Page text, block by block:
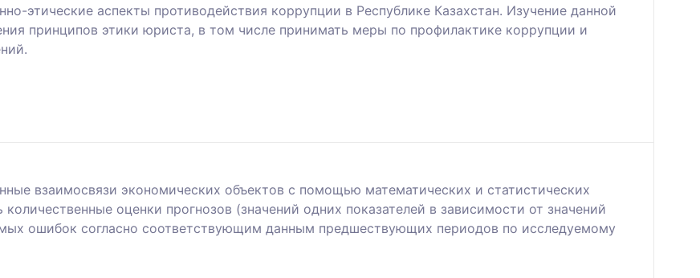
этические аспекты противодействия коррупции в Республике Казахстан. Изучение данной
принципов этики юриста, в том числе принимать меры по профилактике коррупции и
взаимосвязи экономических объектов с помощью математических и статистических
оценки прогнозов (значений одних показателей в зависимости от значений
ошибок согласно соответствующим данным предшествующих периодов по исследуемому